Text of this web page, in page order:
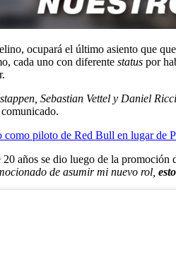
ocupará el último asiento que
cada uno con diferente status por
Sebastian Vettel y Daniel
piloto de Red Bull en lugar de
años se dio luego de la promoción
de asumir mi nuevo rol,